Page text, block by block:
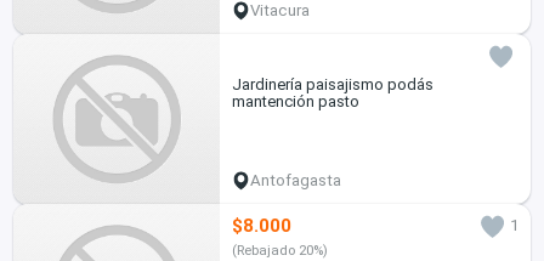
Vitacura
Jardinería paisajismo podás
mantención pasto
Antofagasta
$8.000 1
(Rebajado 20%)